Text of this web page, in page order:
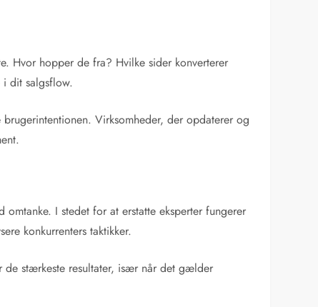
Hvor hopper de fra? Hvilke sider konverterer
dit salgsflow.
Virksomheder, der opdaterer og
I stedet for at erstatte eksperter fungerer
konkurrenters taktikker.
de stærkeste resultater, især når det gælder